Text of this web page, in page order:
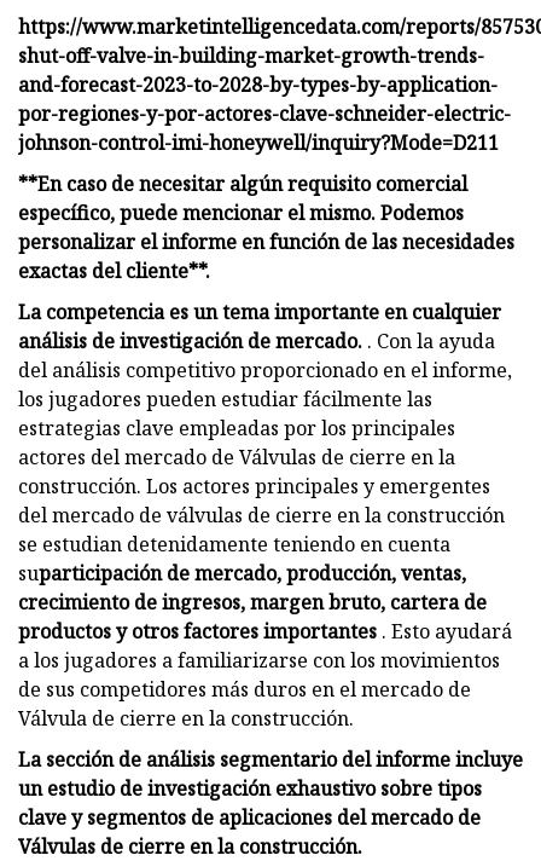
https://www.marketintelligencedata.com/reports/
shut-off-valve-in-building-market-growth-trends-
and-forecast-2023-to-2028-by-types-by-application-
por-regiones-y-por-actores-clave-schneider-electric-
johnson-control-imi-honeywell/inquiry?Mode=D211
**En caso de necesitar algún requisito comercial
específico, puede mencionar el mismo. Podemos
personalizar el informe en función de las necesidades
exactas del cliente**.
La competencia es un tema importante en cualquier
análisis de investigación de mercado. . Con la ayuda
del análisis competitivo proporcionado en el informe,
los jugadores pueden estudiar fácilmente las
estrategias clave empleadas por los principales
actores del mercado de Válvulas de cierre en la
construcción. Los actores principales y emergentes
del mercado de válvulas de cierre en la construcción
se estudian detenidamente teniendo en cuenta
suparticipación de mercado, producción, ventas,
crecimiento de ingresos, margen bruto, cartera de
productos y otros factores importantes . Esto ayudará
a los jugadores a familiarizarse con los movimientos
de sus competidores más duros en el mercado de
Válvula de cierre en la construcción.
La sección de análisis segmentario del informe incluye
un estudio de investigación exhaustivo sobre tipos
clave y segmentos de aplicaciones del mercado de
Válvulas de cierre en la construcción.